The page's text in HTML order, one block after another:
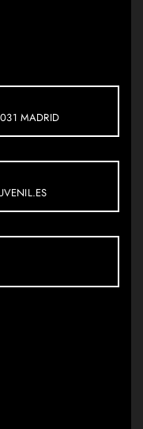
MADRID